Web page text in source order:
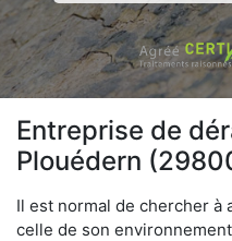
Entreprise de
Plouédern
Il est normal de chercher
celle de son